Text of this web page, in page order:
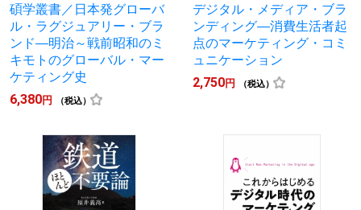
碩学叢書／日本発グローバ
ル・ラグジュアリー・ブラ
ンド―明治～戦前昭和のミ
キモトのグローバル・マー
ケティング史
6,380円 （税込）
デジタル・メディア・ブラ
ンディング―消費生活者起
点のマーケティング・コミ
ュニケーション
2,750円 （税込）